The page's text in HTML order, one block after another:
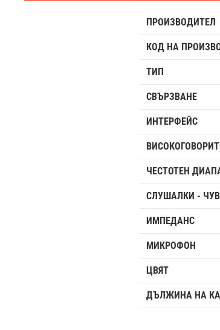
ПРОИЗВОДИТЕЛ
КОД НА
ТИП
СВЪРЗВАНЕ
ИНТЕРФЕЙС
ЧЕСТОТЕН
СЛУШАЛКИ -
ИМПЕДАНС
МИКРОФОН
ЦВЯТ
ДЪЛЖИНА НА